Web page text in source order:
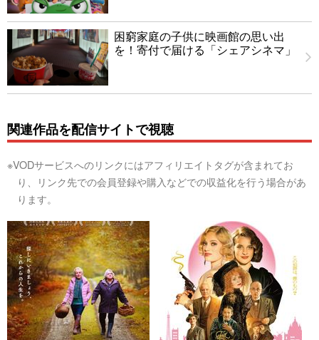
困窮家庭の子供に映画館の思い出
を！寄付で届ける「シェアシネマ」
関連作品を配信サイトで視聴
※VODサービスへのリンクにはアフィリエイトタグが含まれてお
り、リンク先での会員登録や購入などでの収益化を行う場合があ
ります。